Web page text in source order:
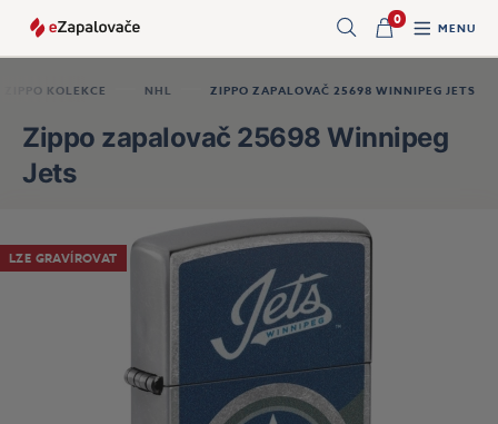
Hledat
0
MENU
ZIPPO KOLEKCE NHL ZIPPO ZAPALOVAČ 25698 WINNIPEG JETS
Zippo zapalovač 25698 Winnipeg
Jets
LZE GRAVÍROVAT